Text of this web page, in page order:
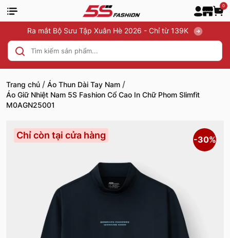
0
Ra mắt Bộ Sưu Tập Xuân Hè 2026 - Chỉ từ 139K
Trang chủ / Áo Thun Dài Tay Nam /
Áo Giữ Nhiệt Nam 5S Fashion Cổ Cao In Chữ Phom Slimfit
M0AGN25001
Chỉ còn tại cửa hàng -30%